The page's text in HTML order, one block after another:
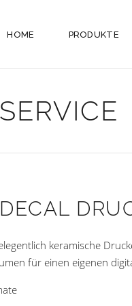
HOME PRODUKTE
keramische
für einen eigenen